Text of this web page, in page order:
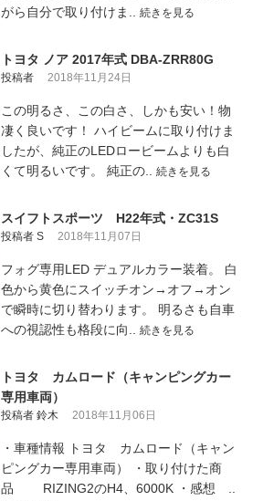
がら自分で取り付けま.. 続きを見る
トヨタ ノア 2017年式 DBA-ZRR80G
投稿者 2018年11月24日
この明るさ、この白さ、しかも安い！物
凄く良いです！ ハイビームに取り付けま
したが、純正のLEDロービームよりも白
くて明るいです。 純正の.. 続きを見る
スイフトスポーツ H22年式・ZC31S
投稿者 S 2018年11月07日
フォグ専用LED デュアルカラー装着。 白
色から黄色にスイッチオン→オフ→オン
で瞬時に切り替わります。 明るさも自車
への視認性も格段に向.. 続きを見る
トヨタ カムロード（キャンピングカー
専用車両）
投稿者 鈴木 2018年11月06日
・車種情報 トヨタ カムロード（キャン
ピングカー専用車両） ・取り付けた商
品 RIZING2のH4、6000K ・感想 ..